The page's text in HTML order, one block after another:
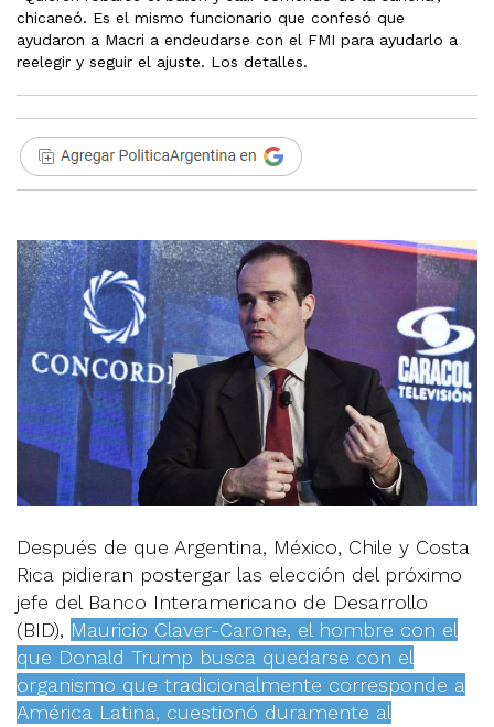
chicaneó. Es el mismo funcionario que confesó que
ayudaron a Macri a endeudarse con el FMI para ayudarlo a
reelegir y seguir el ajuste. Los detalles.
Después de que Argentina, México, Chile y Costa
Rica pidieran postergar las elección del próximo
jefe del Banco Interamericano de Desarrollo
(BID), Mauricio Claver-Carone, el hombre con el
que Donald Trump busca quedarse con el
organismo que tradicionalmente corresponde a
América Latina, cuestionó duramente al